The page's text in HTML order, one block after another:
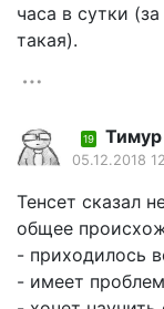
часа в сутки
такая).
19
05.12.2018
Тенсет сказал
общее
- приходилось
- имеет